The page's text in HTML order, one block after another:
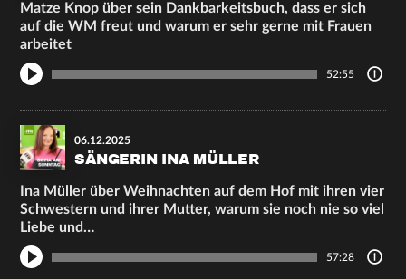
Matze Knop über sein Dankbarkeitsbuch, dass er sich
auf die WM freut und warum er sehr gerne mit Frauen
arbeitet
52:55
06.12.2025
SÄNGERIN INA MÜLLER
Ina Müller über Weihnachten auf dem Hof mit ihren vier
Schwestern und ihrer Mutter, warum sie noch nie so viel
Liebe und…
57:28